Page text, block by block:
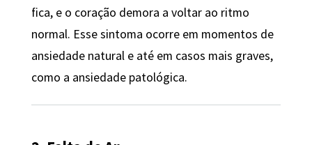
fica, e o coração demora a voltar ao ritmo
normal. Esse sintoma ocorre em momentos de
ansiedade natural e até em casos mais graves,
como a ansiedade patológica.